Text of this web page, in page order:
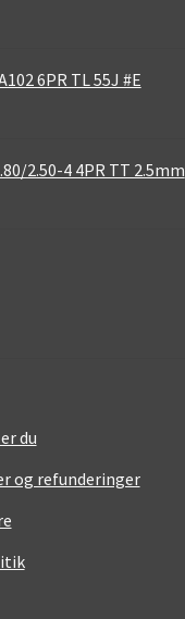
6PR TL 55J #E
2.50-4 4PR TT 2.5mm
du
og refunderinger